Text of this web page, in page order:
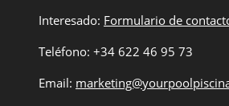
Interesado: Formulario de
Teléfono: +34 622 46 95 73
Email: